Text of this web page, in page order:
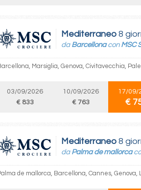
Mediterraneo 8
da Barcellonacon MSC
Marsiglia, Genova, Civitavecchia,
03/09/2026
€ 833
10/09/2026
€ 763
17/09/
€
Mediterraneo 8
da Palma de mallorca
de mallorca, Barcellona, Cannes,